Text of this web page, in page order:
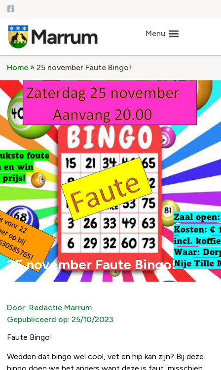
Home » 25 november Faute Bingo!
25 november Faute Bingo!
Door: Redactie Marrum
Gepubliceerd op: 25/10/2023
Faute Bingo!
Wedden dat bingo wel cool, vet en hip kan zijn? Bij deze
bingo doen we het anders want deze is faut, misschien